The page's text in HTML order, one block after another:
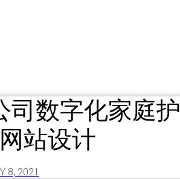
司数字化家庭护
站设计
8, 2021